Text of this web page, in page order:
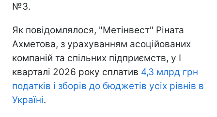
№3.
Як повідомлялося, "Метінвест" Ріната
Ахметова, з урахуванням асоційованих
компаній та спільних підприємств, у I
кварталі 2026 року сплатив 4,3 млрд грн
податків і зборів до бюджетів усіх рівнів в
Україні.